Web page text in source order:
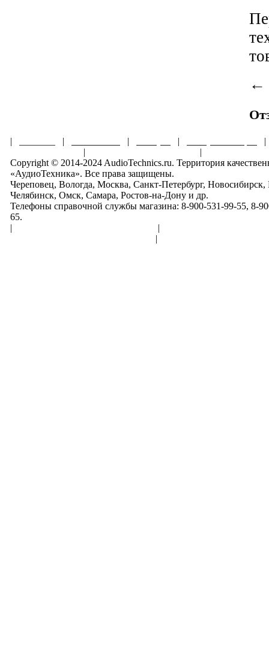
←
| | | |
|
|
Copyright © 2014-2024 AudioTechnics.ru. Территория
«АудиоТехника». Все права защищены.
Череповец, Вологда, Москва, Санкт-Петербург,
Челябинск, Омск, Самара, Ростов-на-Дону и др.
Телефоны справочной службы магазина: 8-900-531-99-55, 8-
65.
|
|
|